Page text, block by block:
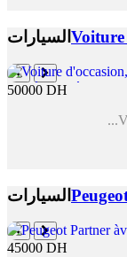
السيارات Voiture
50000 DH
السيارات
45000 DH